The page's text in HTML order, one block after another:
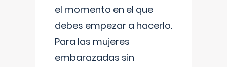
el momento en el que
debes empezar a hacerlo.
Para las mujeres
embarazadas sin